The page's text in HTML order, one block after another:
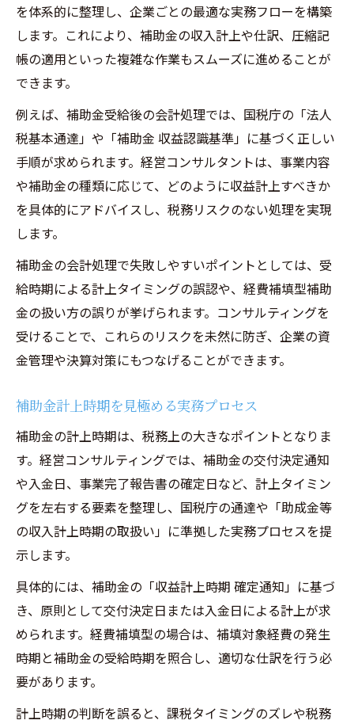
を体系的に整理し、企業ごとの最適な実務フローを構築
します。これにより、補助金の収入計上や仕訳、圧縮記
帳の適用といった複雑な作業もスムーズに進めることが
できます。
例えば、補助金受給後の会計処理では、国税庁の「法人
税基本通達」や「補助金 収益認識基準」に基づく正しい
手順が求められます。経営コンサルタントは、事業内容
や補助金の種類に応じて、どのように収益計上すべきか
を具体的にアドバイスし、税務リスクのない処理を実現
します。
補助金の会計処理で失敗しやすいポイントとしては、受
給時期による計上タイミングの誤認や、経費補填型補助
金の扱い方の誤りが挙げられます。コンサルティングを
受けることで、これらのリスクを未然に防ぎ、企業の資
金管理や決算対策にもつなげることができます。
補助金計上時期を見極める実務プロセス
補助金の計上時期は、税務上の大きなポイントとなりま
す。経営コンサルティングでは、補助金の交付決定通知
や入金日、事業完了報告書の確定日など、計上タイミン
グを左右する要素を整理し、国税庁の通達や「助成金等
の収入計上時期の取扱い」に準拠した実務プロセスを提
示します。
具体的には、補助金の「収益計上時期 確定通知」に基づ
き、原則として交付決定日または入金日による計上が求
められます。経費補填型の場合は、補填対象経費の発生
時期と補助金の受給時期を照合し、適切な仕訳を行う必
要があります。
計上時期の判断を誤ると、課税タイミングのズレや税務